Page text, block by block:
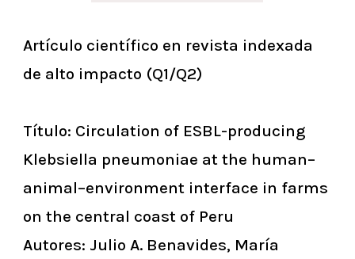
Artículo científico en revista indexada
de alto impacto (Q1/Q2)
Título: Circulation of ESBL-producing
Klebsiella pneumoniae at the human–
animal–environment interface in farms
on the central coast of Peru
Autores: Julio A. Benavides, María